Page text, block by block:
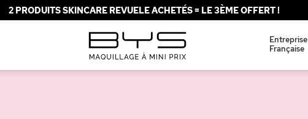
2 PRODUITS SKINCARE REVUELE ACHETÉS = LE 3ÈME OFFERT !
Entreprise
Française